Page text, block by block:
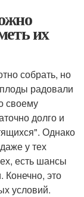
их
собрать, но
радовали
своему
долго и
Однако
у тех
есть шансы
Конечно, это
условий.